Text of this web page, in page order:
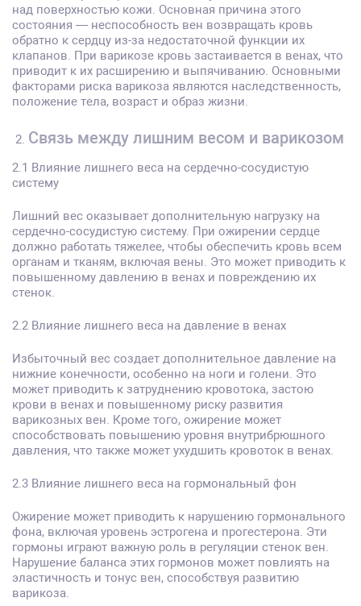
над поверхностью кожи. Основная причина этого
состояния — неспособность вен возвращать кровь
обратно к сердцу из-за недостаточной функции их
клапанов. При варикозе кровь застаивается в венах, что
приводит к их расширению и выпячиванию. Основными
факторами риска варикоза являются наследственность,
положение тела, возраст и образ жизни.
Связь между лишним весом и варикозом
2.1 Влияние лишнего веса на сердечно-сосудистую
систему
Лишний вес оказывает дополнительную нагрузку на
сердечно-сосудистую систему. При ожирении сердце
должно работать тяжелее, чтобы обеспечить кровь всем
органам и тканям, включая вены. Это может приводить к
повышенному давлению в венах и повреждению их
стенок.
2.2 Влияние лишнего веса на давление в венах
Избыточный вес создает дополнительное давление на
нижние конечности, особенно на ноги и голени. Это
может приводить к затруднению кровотока, застою
крови в венах и повышенному риску развития
варикозных вен. Кроме того, ожирение может
способствовать повышению уровня внутрибрюшного
давления, что также может ухудшить кровоток в венах.
2.3 Влияние лишнего веса на гормональный фон
Ожирение может приводить к нарушению гормонального
фона, включая уровень эстрогена и прогестерона. Эти
гормоны играют важную роль в регуляции стенок вен.
Нарушение баланса этих гормонов может повлиять на
эластичность и тонус вен, способствуя развитию
варикоза.